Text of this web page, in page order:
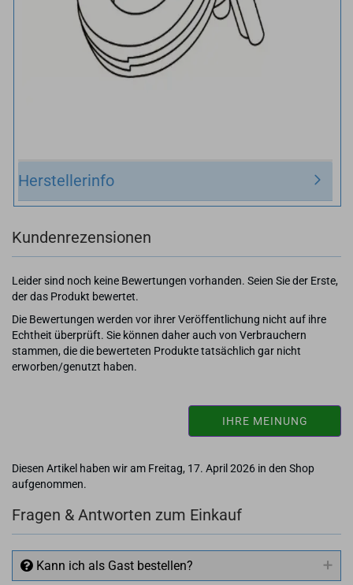
Herstellerinfo
Kundenrezensionen
Leider sind noch keine Bewertungen vorhanden. Seien Sie der Erste,
der das Produkt bewertet.
Die Bewertungen werden vor ihrer Veröffentlichung nicht auf ihre
Echtheit überprüft. Sie können daher auch von Verbrauchern
stammen, die die bewerteten Produkte tatsächlich gar nicht
erworben/genutzt haben.
IHRE MEINUNG
Diesen Artikel haben wir am Freitag, 17. April 2026 in den Shop
aufgenommen.
Fragen & Antworten zum Einkauf
Kann ich als Gast bestellen?